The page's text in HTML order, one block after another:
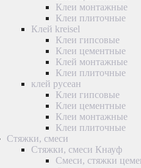
Клеи монтажные
Клеи плиточные
Клей kreisel
Клеи гипсовые
Клеи цементные
Клей монтажные
Клеи плиточные
клей русеан
Клеи гипсовые
Клеи цементные
Клеи монтажные
Клеи плиточные
Стяжки, смеси
Стяжки, смеси Кнауф
Смеси, стяжки